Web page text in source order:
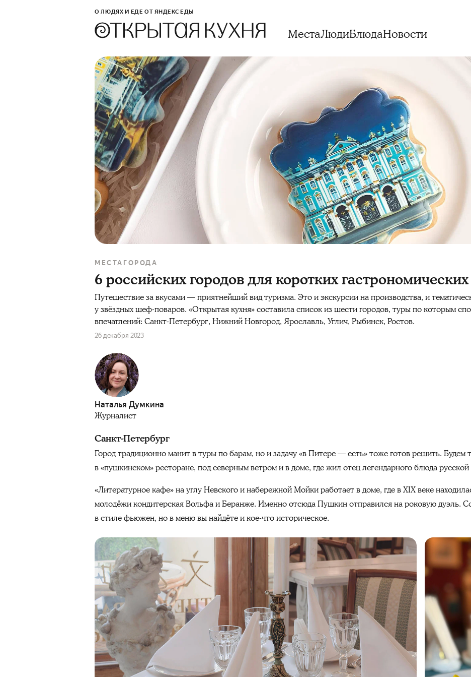
О ЛЮДЯХ И ЕДЕ ОТ ЯНДЕКС ЕДЫ
МестаЛюдиБлюдаНовости
МЕСТА ГОРОДА
6 российских городов для коротких
Путешествие за вкусами — приятнейший вид туризма. Это и экскурсии на производства, и
у звёздных шеф-поваров. «Открытая кухня» составила списокиз шести городов, туры по которым
впечатлений: Санкт-Петербург, Нижний Новгород, Ярославль, Углич, Рыбинск, Ростов.
26 декабря 2023
Наталья Думкина
Журналист
Санкт-Петербург
Город традиционно манит в туры по барам, но и задачу «в Питере — есть» тоже готов решить. Будем
в «пушкинском» ресторане, под северным ветром и в доме, где жил отец легендарного блюда русской
«Литературное кафе»на углу Невского и набережной Мойки работает в доме, где в XIX веке
молодёжи кондитерская Вольфа и Беранже. Именно отсюда Пушкин отправился на роковую дуэль.
в стиле фьюжен, но в меню вы найдёте и кое-что историческое.